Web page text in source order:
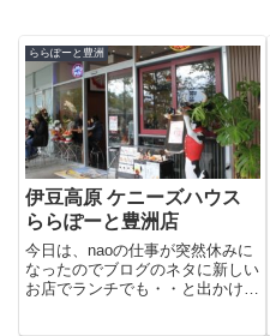
ららぽーと豊洲
伊豆高原 ケニーズハウス
ららぽーと豊洲店
今日は、naoの仕事が突然休みに
なったのでブログのネタに新しい
お店でランチでも・・と出かけて